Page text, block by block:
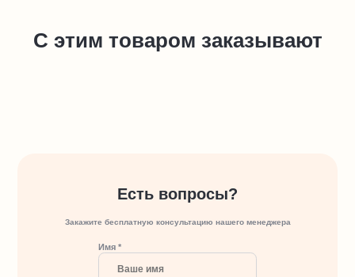
С этим товаром заказывают
Есть вопросы?
Закажите бесплатную консультацию нашего менеджера
Имя *